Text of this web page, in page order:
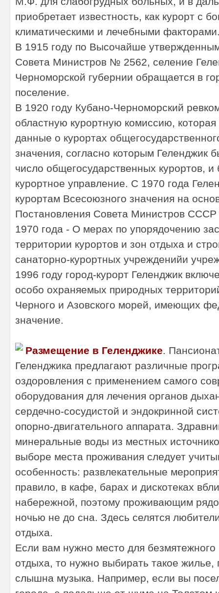
приобретает известность, как курорт с
климатическими и лечебными
В 1915 году по Высочайше
Совета Министров № 2562, селение
Черноморской губернии обращается в
поселение.
В 1920 году Кубано-Черноморский
областную курортную комиссию, которая
данные о курортах
значения, согласно которым Геленджик
число общегосударственных курортов,
курортное управление. С 1970 года
курортам Всесоюзного значения на
Постановления Совета Министров СССР
1970 года - О мерах по упорядочению
территории курортов и зон отдыха и
санаторно-курортных учрежденийи
1996 году город-курорт Геленджик
особо охраняемых природных
Черного и Азовского морей, имеющих
значение.
Размещение в Геленджике.
Геленджика предлагают различные
оздоровления с применением самого
оборудования для лечения органов
сердечно-сосудистой и эндокринной
опорно-двигательного аппарата.
минеральные воды из местных
выборе места проживания следует
особенность: развлекательные
правило, в кафе, барах и дискотеках
набережной, поэтому проживающим
ночью не до сна. Здесь селятся
отдыха.
Если вам нужно место для безмятежного
отдыха, то нужно выбирать такое жилье,
слышна музыка. Например, если вы